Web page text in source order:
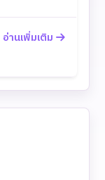
อ่านเพิ่มเติม